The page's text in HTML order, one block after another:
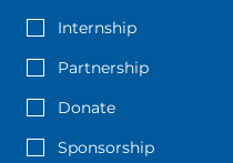
Internship
Partnership
Donate
Sponsorship